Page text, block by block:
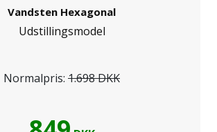
Vandsten Hexagonal
Udstillingsmodel
Normalpris: 1.698 DKK